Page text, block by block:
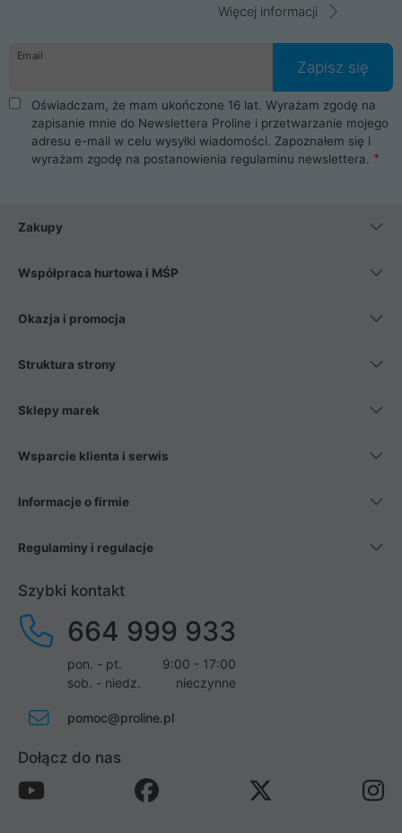
komunikacja ze sklepem komputerowym ProLine jest
danych osobowych. Dlatego zakup notebooka albo laptopa w
ProLine to czysta przyjemność i pełne bezpieczeństwo.
Zaopatrzysz się u nas w akcesoria i części komputerowe
takie jak procesory, karty graficzne, płyty główne, pamięci,
dyski SSD, M.2 oraz HDD. Nasi pracownicy pomogą Ci wybrać
najlepszy zasilacz komputerowy oraz obudowę do komputera.
Poza komputerami mamy również najlepsze na rynku
Smartfony takich producentów jak Xiaomi, Apple, Samsung i
wentylatory. Na koniec mając już to wszystko, możesz
Więcej informacji
Email
Zapisz się
Oświadczam, że mam ukończone 16 lat. Wyrażam zgodę na
zapisanie mnie do Newslettera Proline i przetwarzanie mojego
adresu e-mail w celu wysyłki wiadomości. Zapoznałem się i
wyrażam zgodę na postanowienia regulaminu newslettera.
Zakupy
Współpraca hurtowa i MŚP
Okazja i promocja
Struktura strony
Sklepy marek
Wsparcie klienta i serwis
Informacje o firmie
Regulaminy i regulacje
Szybki kontakt
664 999 933
pon. - pt.
9:00 - 17:00
sob. - niedz.
nieczynne
pomoc@proline.pl
Dołącz do nas